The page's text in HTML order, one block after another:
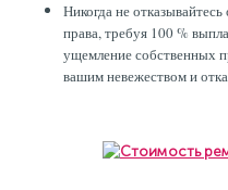
Никогда не
права, требуя 100 %
ущемление собственных
вашим невежеством и